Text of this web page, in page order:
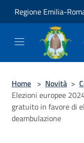
Regione Emilia-
Home > Novità >
Elezioni europee
gratuito in favore di
deambulazione